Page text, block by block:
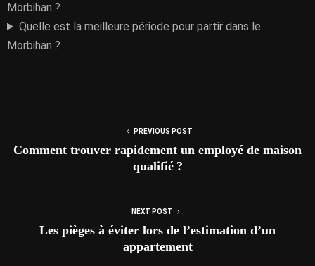
Morbihan ?
Quelle est la meilleure période pour partir dans le
Morbihan ?
PREVIOUS POST
Comment trouver rapidement un employé de maison
qualifié ?
NEXT POST
Les pièges à éviter lors de l’estimation d’un
appartement